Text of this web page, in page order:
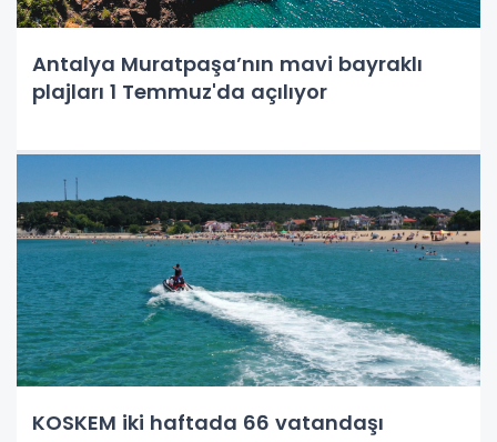
Antalya Muratpaşa’nın mavi bayraklı
plajları 1 Temmuz'da açılıyor
KOSKEM iki haftada 66 vatandaşı